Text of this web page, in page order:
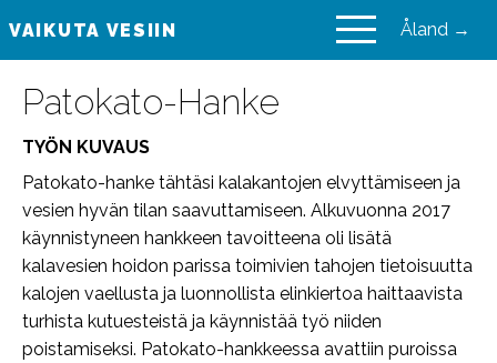
VAIKUTA VESIIN VAIKUTA VESIIN Åland →
Patokato-Hanke
TYÖN KUVAUS
Patokato-hanke tähtäsi kalakantojen elvyttämiseen ja
vesien hyvän tilan saavuttamiseen. Alkuvuonna 2017
käynnistyneen hankkeen tavoitteena oli lisätä
kalavesien hoidon parissa toimivien tahojen tietoisuutta
kalojen vaellusta ja luonnollista elinkiertoa haittaavista
turhista kutuesteistä ja käynnistää työ niiden
poistamiseksi. Patokato-hankkeessa avattiin puroissa